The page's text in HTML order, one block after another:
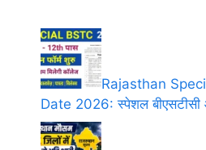
Rajasthan
Date 2026: स्पेशल बीएसटीसी